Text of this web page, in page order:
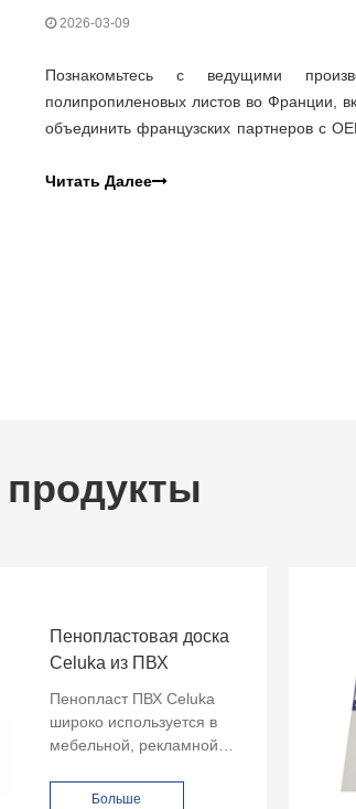
2026-03-09
Познакомьтесь с ведущими
полипропиленовых листов во Франции,
объединить французских партнеров с
из полипропилена.
Читать Далее
Пенопластовая доска
Celuka из ПВХ
Пенопласт ПВХ Celuka
широко используется в
мебельной, рекламной
интерьере и экстерьере.
Больше